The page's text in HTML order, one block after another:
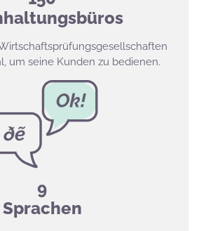
um seine Kunden zu bedienen.
9
Sprachen